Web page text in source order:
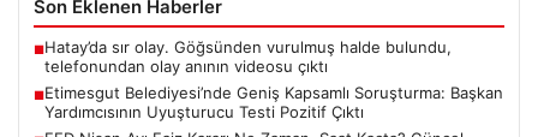
Son Eklenen Haberler
■Hatay’da sır olay. Göğsünden vurulmuş halde bulundu,
telefonundan olay anının videosu çıktı
■Etimesgut Belediyesi’nde Geniş Kapsamlı Soruşturma: Başkan
Yardımcısının Uyuşturucu Testi Pozitif Çıktı